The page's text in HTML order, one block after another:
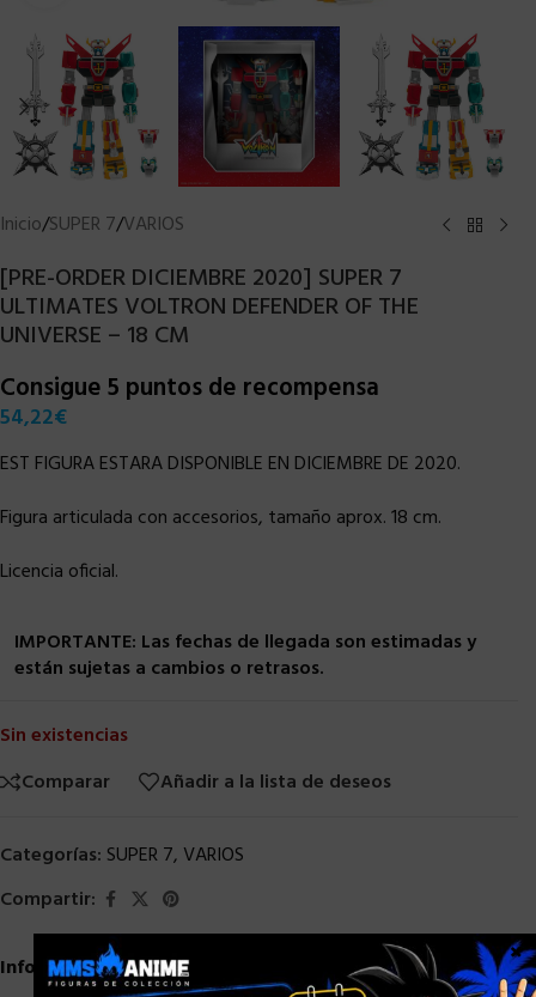
Inicio/SUPER 7/VARIOS
[PRE-ORDER DICIEMBRE 2020] SUPER 7
ULTIMATES VOLTRON DEFENDER OF THE
UNIVERSE – 18 CM
Consigue 5 puntos de recompensa
54,22€
EST FIGURA ESTARA DISPONIBLE EN DICIEMBRE DE 2020.
Figura articulada con accesorios, tamaño aprox. 18 cm.
Licencia oficial.
IMPORTANTE: Las fechas de llegada son estimadas y
están sujetas a cambios o retrasos.
Sin existencias
Comparar
Añadir a la lista de deseos
Categorías: SUPER 7, VARIOS
Compartir:
Información adicional
×